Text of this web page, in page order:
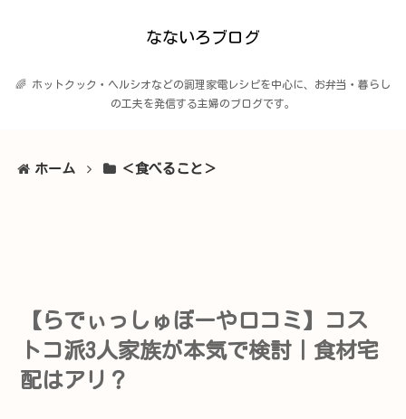
なないろブログ
🌈 ホットクック・ヘルシオなどの調理家電レシピを中心に、お弁当・暮らし
の工夫を発信する主婦のブログです。
ホーム ＜食べること＞
【らでぃっしゅぼーや口コミ】コス
トコ派3人家族が本気で検討｜食材宅
配はアリ？